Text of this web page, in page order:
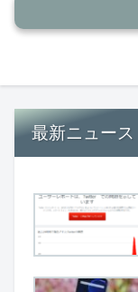
最新ニュース